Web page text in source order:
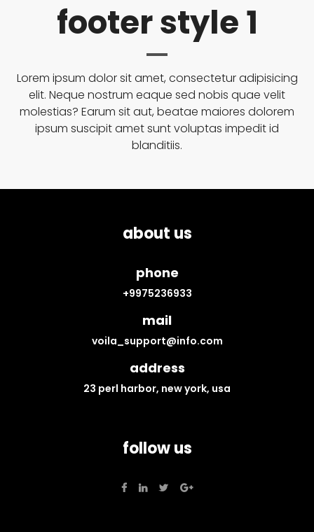
footer style 1
Lorem ipsum dolor sit amet, consectetur adipisicing
elit. Neque nostrum eaque sed nobis quae velit
molestias? Earum sit aut, beatae maiores dolorem
ipsum suscipit amet sunt voluptas impedit id
blanditiis.
about us
phone
+9975236933
mail
voila_support@info.com
address
23 perl harbor, new york, usa
follow us